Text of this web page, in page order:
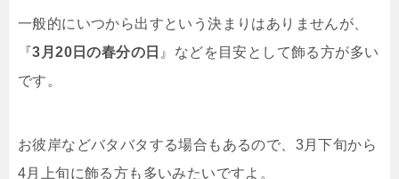
一般的にいつから出すという決まりはありませんが、
『3月20日の春分の日 』などを目安として飾る方が多い
です。
お彼岸などバタバタする場合もあるので、3月下旬から
4月上旬に飾る方も多いみたいですよ。